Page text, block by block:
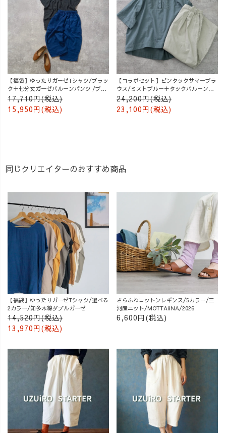
【福袋】ゆったりガーゼTシャツ/ブラッ
ク＋七分丈ガーゼバルーンパンツ /ブル
ー
17,710円(税込)
15,950円(税込)
【コラボセット】ピンタックサマーブラ
ウス/ミストブルー＋タックバルーンパ
ンツ/グレージュ
24,200円(税込)
23,100円(税込)
同じクリエイターのおすすめ商品
【福袋】ゆったりガーゼTシャツ/選べる
2カラー/知多木綿ダブルガーゼ
14,520円(税込)
13,970円(税込)
さらふわコットンレギンス/5カラー/三
河産ニット/MOTTAiiNA/2026
6,600円(税込)